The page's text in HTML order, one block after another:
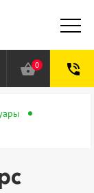
shopping_basket0 phone_in_talk